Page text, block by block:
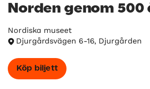
Norden genom 500
Nordiska museet
Djurgårdsvägen 6-16, Djurgården
Köp biljett